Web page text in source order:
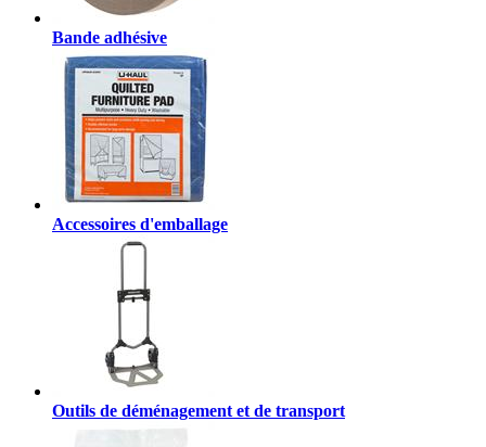
Bande adhésive
Accessoires d'emballage
Outils de déménagement et de transport